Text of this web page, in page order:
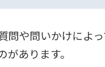
や問いかけによ
あります。